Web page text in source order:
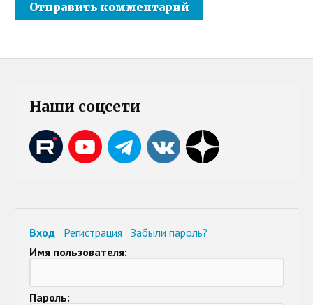
Наши соцсети
Вход Регистрация
Забыли пароль?
Имя пользователя:
Пароль: